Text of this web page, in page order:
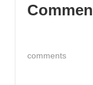
comments